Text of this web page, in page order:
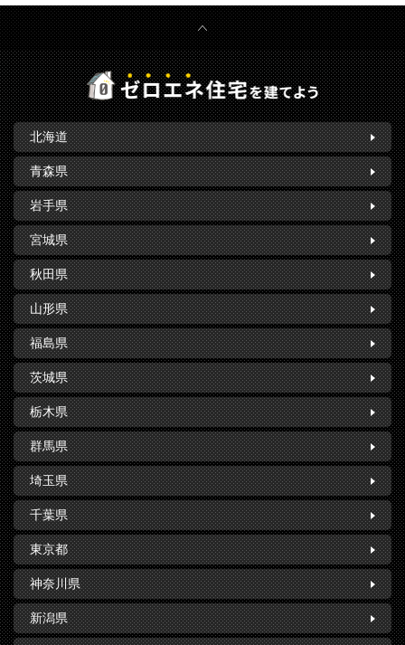
北海道
青森県
岩手県
宮城県
秋田県
山形県
福島県
茨城県
栃木県
群馬県
埼玉県
千葉県
東京都
神奈川県
新潟県